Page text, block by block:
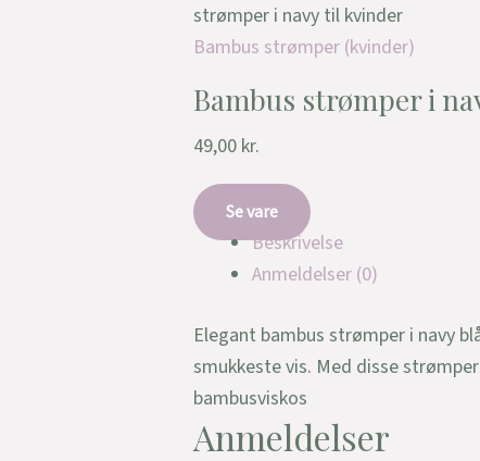
strømper i navy til kvinder
Bambus strømper (kvinder)
Bambus strømper i
49,00 kr.
Se vare
Beskrivelse
Anmeldelser (0)
Elegant bambus strømper i navy
smukkeste vis. Med disse
bambusviskos
Anmeldelser